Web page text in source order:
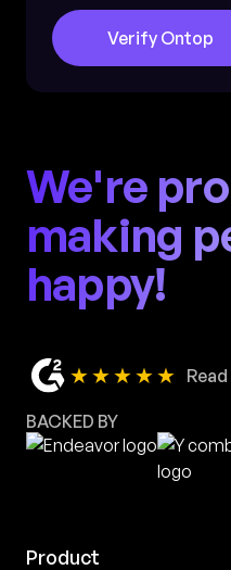
Verify Ontop
We're
making
happy!
★★★★★
BACKED BY
Product